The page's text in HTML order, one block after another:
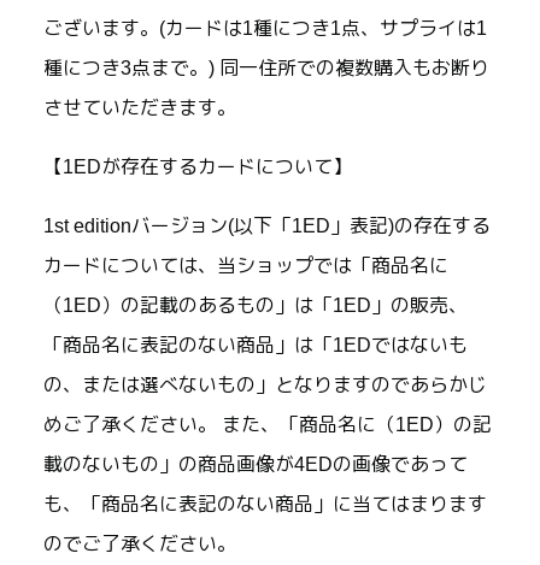
ございます。(カードは1種につき1点、サプライは1
種につき3点まで。) 同一住所での複数購入もお断り
させていただきます。
【1EDが存在するカードについて】
1st editionバージョン(以下「1ED」表記)の存在する
カードについては、当ショップでは「商品名に
（1ED）の記載のあるもの」は「1ED」の販売、
「商品名に表記のない商品」は「1EDではないも
の、または選べないもの」となりますのであらかじ
めご了承ください。 また、「商品名に（1ED）の記
載のないもの」の商品画像が4EDの画像であって
も、「商品名に表記のない商品」に当てはまります
のでご了承ください。